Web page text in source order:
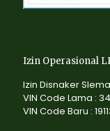
Izin Operasional
Izin Disnaker
VIN Code Lama :
VIN Code Baru :